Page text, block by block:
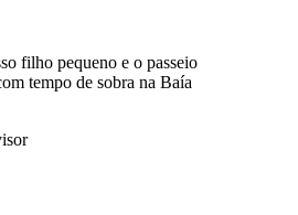
filho pequeno e o passeio
tempo de sobra na Baía